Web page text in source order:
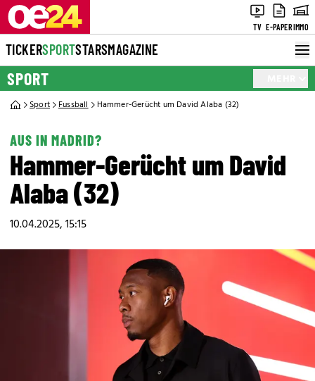
TV E-PAPERIMMO
TICKERSPORTSTARSMAGAZINE
SPORT
Sport Fussball Hammer-Gerücht um David Alaba (32)
AUS IN MADRID?
Hammer-Gerücht um David
Alaba (32)
10.04.2025, 15:15